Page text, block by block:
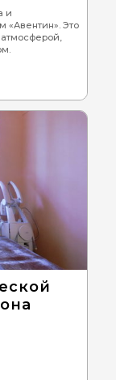
и
«Авентин». Это